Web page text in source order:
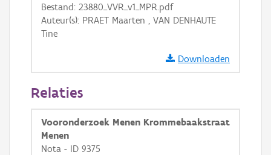
Basis Lagen
GRB-Basiskaart
GRB-Basiskaart in grijswaarden
Bestand: 23880_VVR_v1_MPR.pdf
Auteur(s): PRAET Maarten , VAN DENHAUTE
Tine
Downloaden
Relaties
Vooronderzoek Menen Krommebaakstraat
Menen
Nota - ID 9375